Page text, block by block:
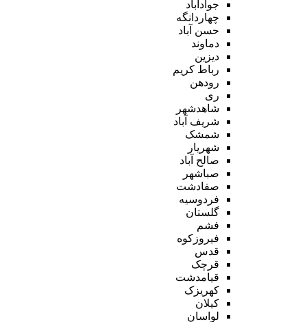
جوادآباد
چهاردانگه
حسن آباد
دماوند
دیزین
رباط کریم
رودهن
ری
شاهدشهر
شریف آباد
شمشک
شهریار
صالح آباد
صباشهر
صفادشت
فردوسیه
گلستان
فشم
فیروزکوه
قدس
قرچک
قیامدشت
کهریزک
کیلان
لواسان